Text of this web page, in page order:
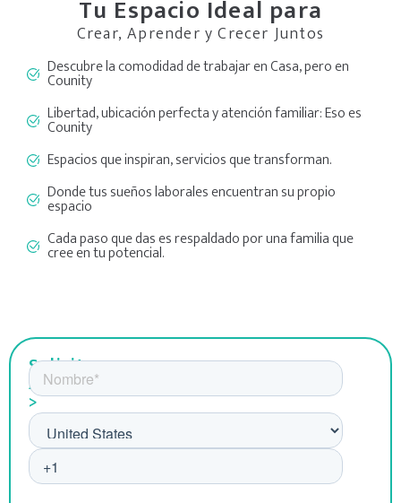
Tu Espacio Ideal para
Crear, Aprender y Crecer Juntos
Descubre la comodidad de trabajar en Casa, pero en
Counity
Libertad, ubicación perfecta y atención familiar: Eso es
Counity
Espacios que inspiran, servicios que transforman.
Donde tus sueños laborales encuentran su propio
espacio
Cada paso que das es respaldado por una familia que
cree en tu potencial.
Solicitar
Asesoría
>